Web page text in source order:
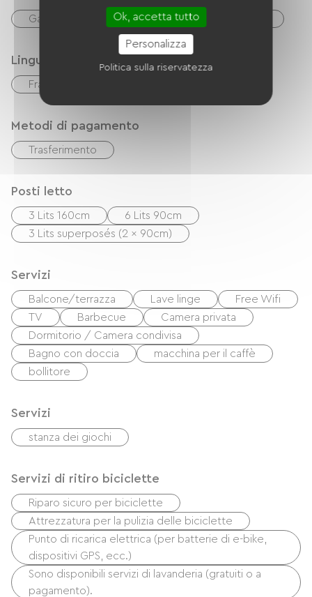
disponibile.
Gastronomia cucinino
Lingue
Français
Metodi di pagamento
Trasferimento
Posti letto
3 Lits 160cm
6 Lits 90cm
3 Lits superposés (2 x 90cm)
Servizi
Balcone/terrazza Lave linge
Free Wifi
TV
Barbecue
Camera privata
Dormitorio / Camera condivisa
Bagno con doccia
macchina per il caffè
bollitore
Servizi
stanza dei giochi
Servizi di ritiro biciclette
Riparo sicuro per biciclette
Attrezzatura per la pulizia delle biciclette
Punto di ricarica elettrica (per batterie di e-bike,
dispositivi GPS, ecc.)
Sono disponibili servizi di lavanderia (gratuiti o a
pagamento).
Ok, accetta tutto
Personalizza
Politica sulla riservatezza